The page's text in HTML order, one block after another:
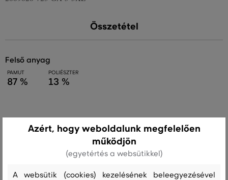
Összetétel
felső anyag
PAMUT
87 %
POLIÉSZTER
13 %
FEHÉRÍTÉS SZÁRÍTÁS VASALÁS
Azért, hogy weboldalunk megfelelően
működjön
(egyetértés a websütikkel)
A websütik (cookies) kezelésének beleegyezésével